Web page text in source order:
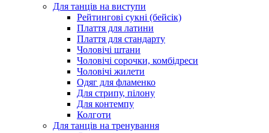
Для танців на виступи
Рейтингові сукні (бейсік)
Плаття для латини
Плаття для стандарту
Чоловічі штани
Чоловічі сорочки, комбідреси
Чоловічі жилети
Одяг для фламенко
Для стрипу, пілону
Для контемпу
Колготи
Для танців на тренування